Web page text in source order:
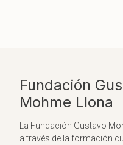
Fundación
Mohme Llona
La Fundación Gustavo
a través de la formación